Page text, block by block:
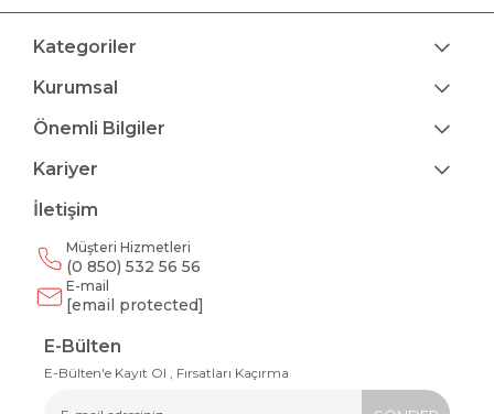
Kategoriler
Kurumsal
Önemli Bilgiler
Kariyer
İletişim
Müşteri Hizmetleri
(0 850) 532 56 56
E-mail
[email protected]
E-Bülten
E-Bülten'e Kayıt Ol , Fırsatları Kaçırma